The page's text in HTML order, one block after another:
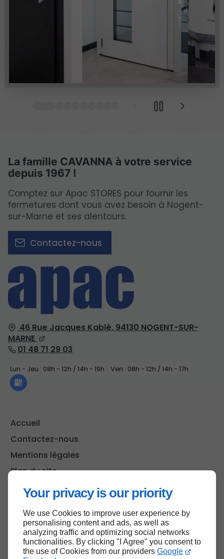
Your privacy is our priority
We use Cookies to improve user experience by
personalising content and ads, as well as
analyzing traffic and optimizing social networks
functionalities. By clicking "I Agree" you consent to
the use of Cookies from our providers Google
46 Rue Jacques Kablé, 94130 NOGENT-SUR-
MARNE
01 48 71 29 03
Lun - Jeu : 08h - 12h / 14h - 19h Ven : 08h - 12h / 14h - 17h
Accueil
Contactez-nous
Mentions légales
Plan du site
La famille CAVANNA à votre service
depuis 1967 !
Comptez sur Apac STORES pour fournir les
fermetures dont vous avez besoin à Nogent-
sur-Marne et ses alentours.
Contactez-nous
Haut de page